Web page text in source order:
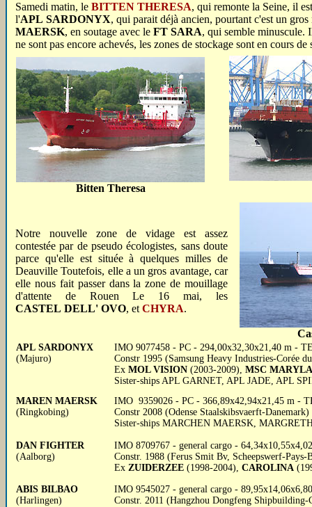
Samedi matin, le BITTEN THERESA, qui remonte la Seine, il
l'APL SARDONYX, qui parait déjà ancien, pourtant c'est un
MAERSK, en soutage avec le FT SARA, qui semble minuscule.
ne sont pas encore achevés, les zones de stockage sont en cours
Bitten Theresa
Notre nouvelle zone de vidage est assez
contestée par de pseudo écologistes, sans doute
parce qu'elle est située à quelques milles de
Deauville Toutefois, elle a un gros avantage, car
elle nous fait passer dans la zone de mouillage
d'attente de Rouen Le 16 mai, les
CASTEL DELL' OVO, et CHYRA.
APL SARDONYX
(Majuro)
IMO 9077458 - PC - 294,00x32,30x21,40 m -
Constr 1995 (Samsung Heavy Industries-Corée
Ex MOL VISION (2003-2009), MSC
Sister-ships APL GARNET, APL JADE, APL
MAREN MAERSK
(Ringkobing)
IMO 9359026 - PC - 366,89x42,94x21,45 m -
Constr 2008 (Odense Staalskibsvaerft-
Sister-ships MARCHEN MAERSK,
DAN FIGHTER
(Aalborg)
IMO 8709767 - general cargo -
Constr. 1988 (Ferus Smit Bv, Scheepswerf-
Ex ZUIDERZEE (1998-2004), CAROLINA
ABIS BILBAO
(Harlingen)
IMO 9545027 - general cargo -
Constr. 2011 (Hangzhou Dongfeng